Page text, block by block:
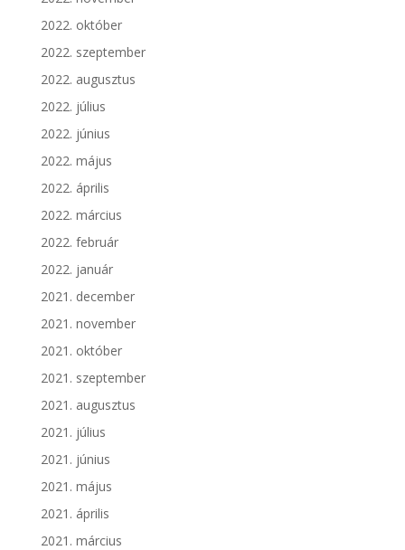
2022. október
2022. szeptember
2022. augusztus
2022. július
2022. június
2022. május
2022. április
2022. március
2022. február
2022. január
2021. december
2021. november
2021. október
2021. szeptember
2021. augusztus
2021. július
2021. június
2021. május
2021. április
2021. március